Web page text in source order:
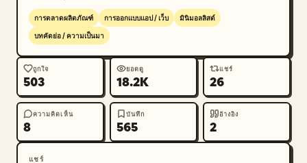
การตลาดผลิตภัณฑ์ การออกแบบแอป / เว็บ มินิมอลลิสต์
บทคัดย่อ / ความเป็นมา
ถูกใจ
503
ยอดดู
18.2K
แชร์
26
ความคิดเห็น
8
บันทึก
565
อ้างอิง
2
แชร์